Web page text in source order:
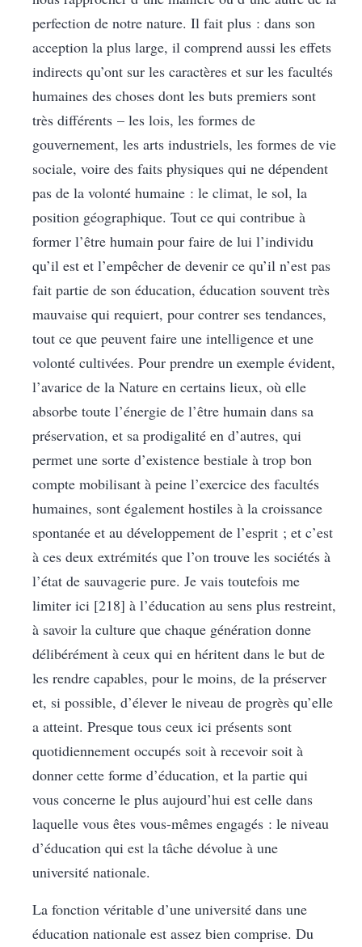
perfection de notre nature. Il fait plus : dans son
acception la plus large, il comprend aussi les effets
indirects qu’ont sur les caractères et sur les facultés
humaines des choses dont les buts premiers sont
très différents – les lois, les formes de
gouvernement, les arts industriels, les formes de vie
sociale, voire des faits physiques qui ne dépendent
pas de la volonté humaine : le climat, le sol, la
position géographique. Tout ce qui contribue à
former l’être humain pour faire de lui l’individu
qu’il est et l’empêcher de devenir ce qu’il n’est pas
fait partie de son éducation, éducation souvent très
mauvaise qui requiert, pour contrer ses tendances,
tout ce que peuvent faire une intelligence et une
volonté cultivées. Pour prendre un exemple évident,
l’avarice de la Nature en certains lieux, où elle
absorbe toute l’énergie de l’être humain dans sa
préservation, et sa prodigalité en d’autres, qui
permet une sorte d’existence bestiale à trop bon
compte mobilisant à peine l’exercice des facultés
humaines, sont également hostiles à la croissance
spontanée et au développement de l’esprit ; et c’est
à ces deux extrémités que l’on trouve les sociétés à
l’état de sauvagerie pure. Je vais toutefois me
limiter ici [218] à l’éducation au sens plus restreint,
à savoir la culture que chaque génération donne
délibérément à ceux qui en héritent dans le but de
les rendre capables, pour le moins, de la préserver
et, si possible, d’élever le niveau de progrès qu’elle
a atteint. Presque tous ceux ici présents sont
quotidiennement occupés soit à recevoir soit à
donner cette forme d’éducation, et la partie qui
vous concerne le plus aujourd’hui est celle dans
laquelle vous êtes vous-mêmes engagés : le niveau
d’éducation qui est la tâche dévolue à une
université nationale.
La fonction véritable d’une université dans une
éducation nationale est assez bien comprise. Du